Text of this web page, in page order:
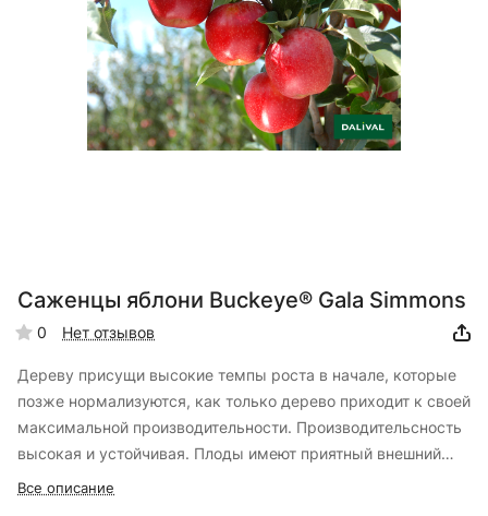
Саженцы яблони Buckeye® Gala Simmons
0 Нет отзывов
Дереву присущи высокие темпы роста в начале, которые
позже нормализуются, как только дерево приходит к своей
максимальной производительности. Производительсность
высокая и устойчивая. Плоды имеют приятный внешний
вид. Выведен от красного di Imperial Gala, чьей
Все описание